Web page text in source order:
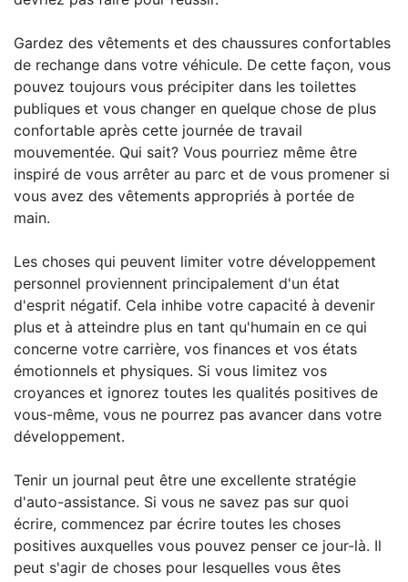
Gardez des vêtements et des chaussures confortables
de rechange dans votre véhicule. De cette façon, vous
pouvez toujours vous précipiter dans les toilettes
publiques et vous changer en quelque chose de plus
confortable après cette journée de travail
mouvementée. Qui sait? Vous pourriez même être
inspiré de vous arrêter au parc et de vous promener si
vous avez des vêtements appropriés à portée de
main.
Les choses qui peuvent limiter votre développement
personnel proviennent principalement d'un état
d'esprit négatif. Cela inhibe votre capacité à devenir
plus et à atteindre plus en tant qu'humain en ce qui
concerne votre carrière, vos finances et vos états
émotionnels et physiques. Si vous limitez vos
croyances et ignorez toutes les qualités positives de
vous-même, vous ne pourrez pas avancer dans votre
développement.
Tenir un journal peut être une excellente stratégie
d'auto-assistance. Si vous ne savez pas sur quoi
écrire, commencez par écrire toutes les choses
positives auxquelles vous pouvez penser ce jour-là. Il
peut s'agir de choses pour lesquelles vous êtes